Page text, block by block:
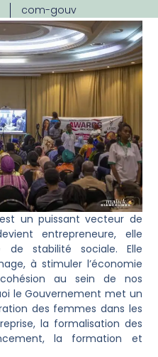
com-gouv
un puissant vecteur de
entrepreneure, elle
stabilité sociale. Elle
à stimuler l’économie
au sein de nos
le Gouvernement met un
des femmes dans les
la formalisation des
la formation et